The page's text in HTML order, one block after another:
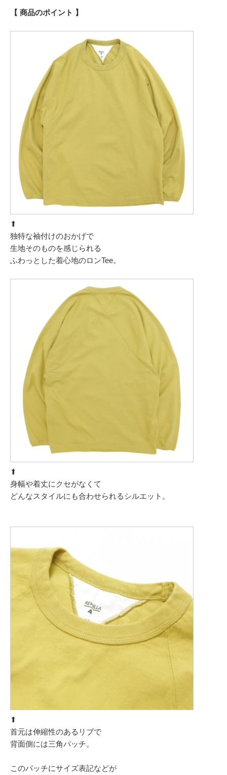
【 商品のポイント 】
⬆︎
独特な袖付けのおかげで
生地そのものを感じられる
ふわっとした着心地のロンTee。
⬆︎
身幅や着丈にクセがなくて
どんなスタイルにも合わせられるシルエット。
⬆︎
首元は伸縮性のあるリブで
背面側には三角パッチ。
このパッチにサイズ表記などが